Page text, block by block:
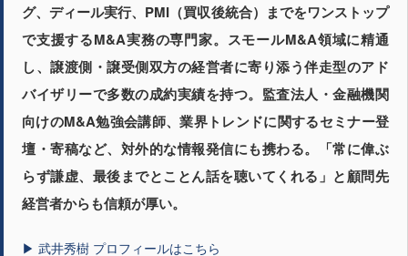
グ、ディール実行、PMI（買収後統合）までをワンストップ
で支援するM&A実務の専門家。スモールM&A領域に精通
し、譲渡側・譲受側双方の経営者に寄り添う伴走型のアド
バイザリーで多数の成約実績を持つ。監査法人・金融機関
向けのM&A勉強会講師、業界トレンドに関するセミナー登
壇・寄稿など、対外的な情報発信にも携わる。「常に偉ぶ
らず謙虚、最後までとことん話を聴いてくれる」と顧問先
経営者からも信頼が厚い。
▶ 武井秀樹 プロフィールはこちら